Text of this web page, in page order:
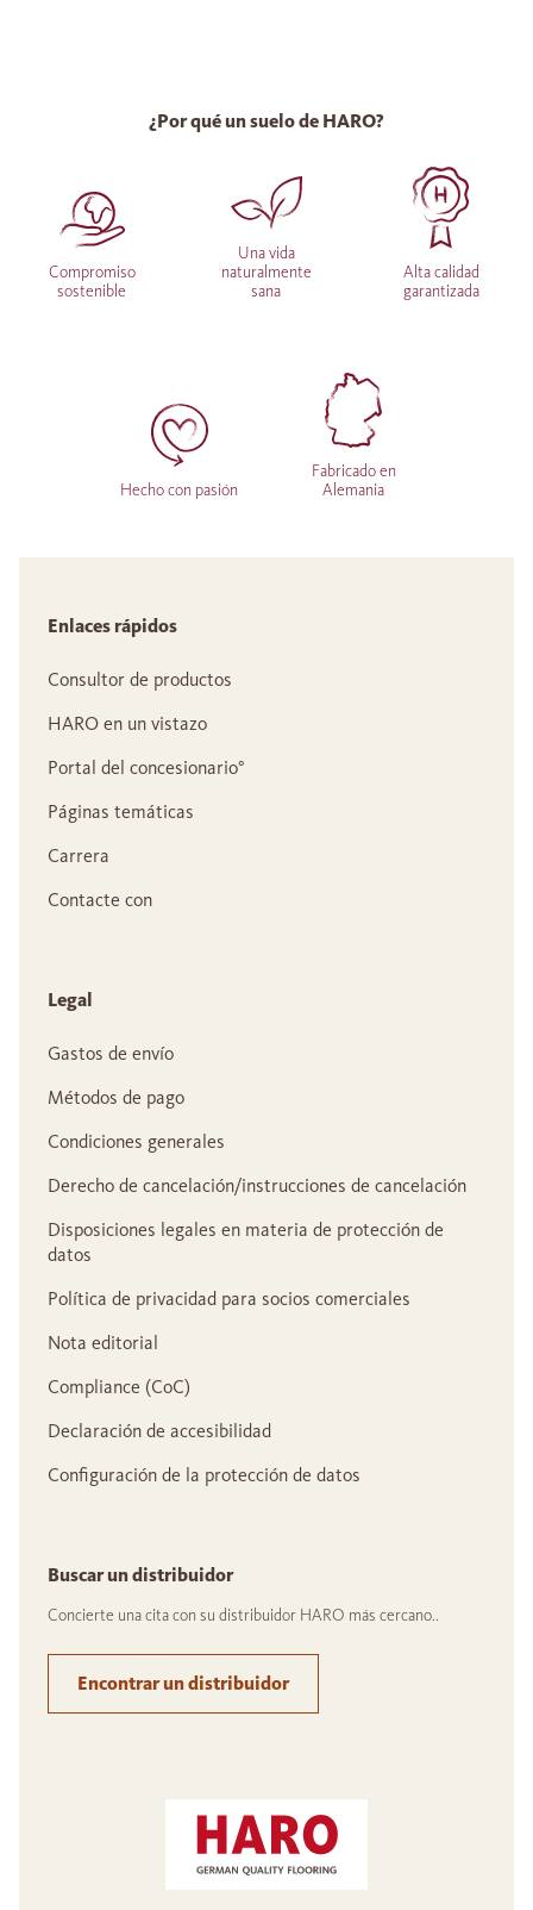
¿Por qué un suelo de HARO?
Compromiso
sostenible
Una vida
naturalmente
sana
Alta calidad
garantizada
Hecho con pasión
Fabricado en
Alemania
Enlaces rápidos
Consultor de productos
HARO en un vistazo
Portal del concesionario°
Páginas temáticas
Carrera
Contacte con
Legal
Gastos de envío
Métodos de pago
Condiciones generales
Derecho de cancelación/instrucciones de cancelación
Disposiciones legales en materia de protección de
datos
Política de privacidad para socios comerciales
Nota editorial
Compliance (CoC)
Declaración de accesibilidad
Configuración de la protección de datos
Buscar un distribuidor
Concierte una cita con su distribuidor HARO más cercano..
Encontrar un distribuidor